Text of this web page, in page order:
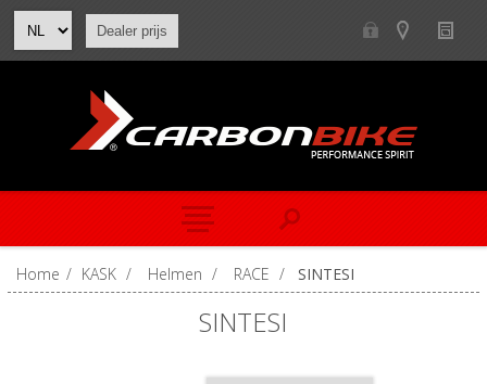
Dealer prijs
Home / KASK / Helmen / RACE / SINTESI
SINTESI